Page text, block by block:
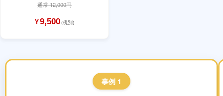
通常 12,000円
¥9,500(税別)
事例 1